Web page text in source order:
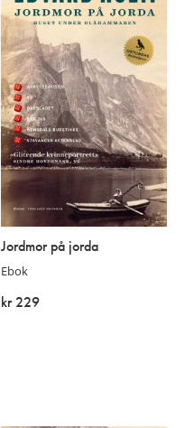
Jordmor på jorda
Ebok
kr 229